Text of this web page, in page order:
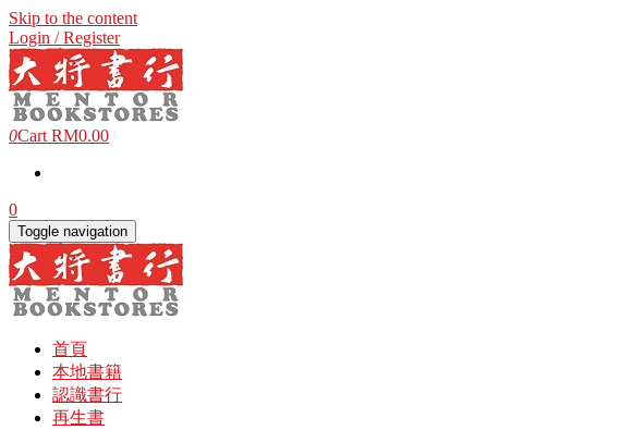
Skip to the content
Login / Register
0Cart RM0.00
0
Toggle navigation
首頁
本地書籍
認識書行
再生書